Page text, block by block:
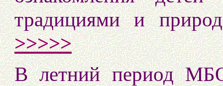
традициями и
>>>>>
В летний период